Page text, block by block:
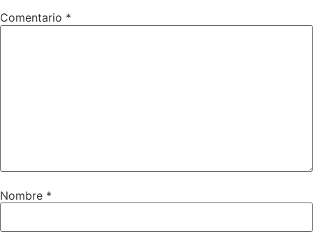
Comentario *
Nombre *